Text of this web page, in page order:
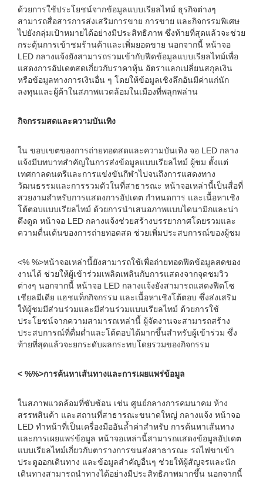
ด้วยการใช้ประโยชน์จากข้อมูลแบบเรียลไทม์ ธุรกิจต่างๆ
สามารถสื่อสารการส่งเสริมการขาย การขาย และกิจกรรมพิเศษ
ไปยังกลุ่มเป้าหมายได้อย่างมีประสิทธิภาพ ซึ่งท้ายที่สุดแล้วจะช่วย
กระตุ้นการเข้าชมร้านค้าและเพิ่มยอดขาย นอกจากนี้ หน้าจอ
LED กลางแจ้งยังสามารถรวมเข้ากับฟีดข้อมูลแบบเรียลไทม์เพื่อ
แสดงการอัปเดตสดเกี่ยวกับราคาหุ้น อัตราแลกเปลี่ยนสกุลเงิน
หรือข้อมูลทางการเงินอื่น ๆ โดยให้ข้อมูลเชิงลึกอันมีค่าแก่นัก
ลงทุนและผู้ค้าในสภาพแวดล้อมในเมืองที่พลุกพล่าน
กิจกรรมสดและความบันเทิง
ใน ขอบเขตของการถ่ายทอดสดและความบันเทิง จอ LED กลาง
แจ้งมีบทบาทสำคัญในการส่งข้อมูลแบบเรียลไทม์ ผู้ชม ตั้งแต่
เทศกาลดนตรีและการแข่งขันกีฬาไปจนถึงการแสดงทาง
วัฒนธรรมและการรวมตัวในที่สาธารณะ หน้าจอเหล่านี้เป็นสื่อที่
สวยงามสำหรับการแสดงการอัปเดต กำหนดการ และเนื้อหาเชิง
โต้ตอบแบบเรียลไทม์ ด้วยการนำเสนอภาพแบบไดนามิกและน่า
ดึงดูด หน้าจอ LED กลางแจ้งช่วยสร้างบรรยากาศโดยรวมและ
ความตื่นเต้นของการถ่ายทอดสด ช่วยเพิ่มประสบการณ์ของผู้ชม
<% %>หน้าจอเหล่านี้ยังสามารถใช้เพื่อถ่ายทอดฟีดข้อมูลสดของ
งานได้ ช่วยให้ผู้เข้าร่วมเพลิดเพลินกับการแสดงจากจุดชมวิว
ต่างๆ นอกจากนี้ หน้าจอ LED กลางแจ้งยังสามารถแสดงฟีดโซ
เชียลมีเดีย แฮชแท็กกิจกรรม และเนื้อหาเชิงโต้ตอบ ซึ่งส่งเสริม
ให้ผู้ชมมีส่วนร่วมและมีส่วนร่วมแบบเรียลไทม์ ด้วยการใช้
ประโยชน์จากความสามารถเหล่านี้ ผู้จัดงานจะสามารถสร้าง
ประสบการณ์ที่ดื่มด่ำและโต้ตอบได้มากขึ้นสำหรับผู้เข้าร่วม ซึ่ง
ท้ายที่สุดแล้วจะยกระดับผลกระทบโดยรวมของกิจกรรม
< %%>การค้นหาเส้นทางและการเผยแพร่ข้อมูล
ในสภาพแวดล้อมที่ซับซ้อน เช่น ศูนย์กลางการคมนาคม ห้าง
สรรพสินค้า และสถานที่สาธารณะขนาดใหญ่ กลางแจ้ง หน้าจอ
LED ทำหน้าที่เป็นเครื่องมืออันล้ำค่าสำหรับ การค้นหาเส้นทาง
และการเผยแพร่ข้อมูล หน้าจอเหล่านี้สามารถแสดงข้อมูลอัปเดต
แบบเรียลไทม์เกี่ยวกับตารางการขนส่งสาธารณะ รถไฟขาเข้า
ประตูออกเดินทาง และข้อมูลสำคัญอื่นๆ ช่วยให้ผู้สัญจรและนัก
เดินทางสามารถนำทางได้อย่างมีประสิทธิภาพมากขึ้น นอกจากนี้